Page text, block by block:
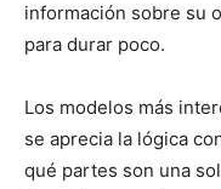
información sobre su
para durar poco.
Los modelos más
se aprecia la lógica
qué partes son una